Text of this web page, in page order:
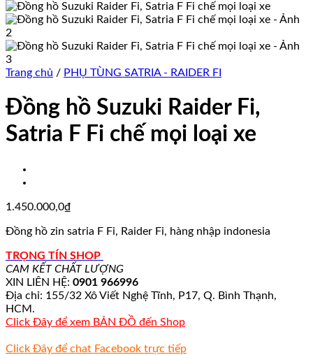
Trang chủ / PHỤ TÙNG SATRIA - RAIDER FI
Đồng hồ Suzuki Raider Fi,
Satria F Fi chế mọi loại xe
1.450.000,0₫
Đồng hồ zin satria F Fi, Raider Fi, hàng nhập indonesia
TRỌNG TÍN SHOP
CAM KẾT CHẤT LƯỢNG
XIN LIÊN HỆ: 0901 966996
Địa chỉ: 155/32 Xô Viết Nghệ Tĩnh, P17, Q. Bình Thạnh,
HCM.
Click Đây để xem BẢN ĐỒ đến Shop
Click Đây để chat Facebook trực tiếp